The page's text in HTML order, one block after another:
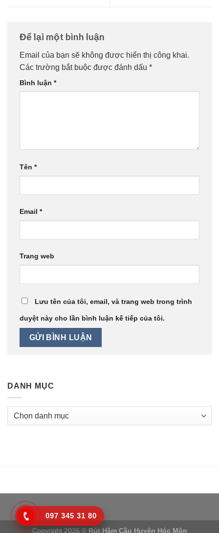
Để lại một bình luận
Email của bạn sẽ không được hiển thị công khai.
Các trường bắt buộc được đánh dấu *
Bình luận *
Tên *
Email *
Trang web
Lưu tên của tôi, email, và trang web trong trình
duyệt này cho lần bình luận kế tiếp của tôi.
DANH MỤC
Danh
097 345 31 80
Copyright 2026 © Rút Hầm Cầu Huyện Hóc Môn